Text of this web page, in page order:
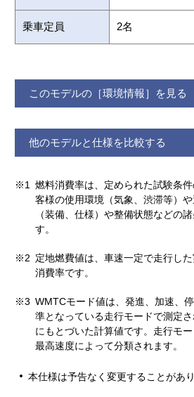
乗車定員 2名
このモデルの［環境情報］を見る
他のモデルと仕様を比較する
※1 燃料消費率は、定められた試験条
客様の使用環境（気象、渋滞等）
（装備、仕様）や整備状態などの
す。
※2 定地燃費値は、車速一定で走行し
消費率です。
※3 WMTCモード値は、発進、加速、
準となっている走行モードで測定
にもとづいた計算値です。走行モ
最高速度によって分類されます。
本仕様は予告なく変更することがあり